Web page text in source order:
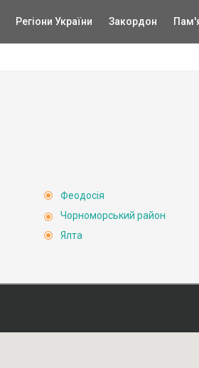
Регіони України Закордон
Феодосія
Чорноморський район
Ялта